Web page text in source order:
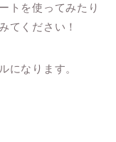
トを使ってみたり
てください！
になります。